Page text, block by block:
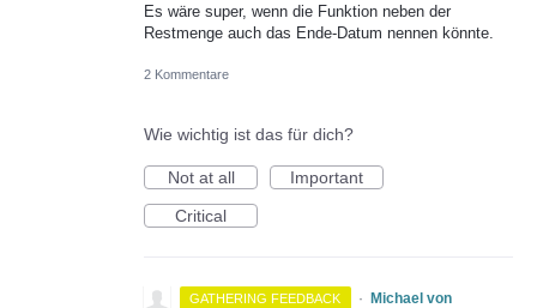
Es wäre super, wenn die Funktion neben der
Restmenge auch das Ende-Datum nennen könnte.
2 Kommentare
Wie wichtig ist das für dich?
Not at all
Important
Critical
GATHERING FEEDBACK · Michael von